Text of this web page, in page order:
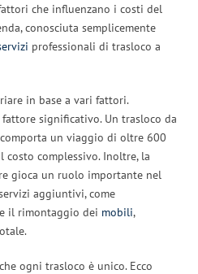
che influenzano i costi del
conosciuta semplicemente
professionali di trasloco a
in base a vari fattori.
significativo. Un trasloco da
comporta un viaggio di oltre 600
complessivo. Inoltre, la
gioca un ruolo importante nel
aggiuntivi, come
il rimontaggio dei mobili,
ogni trasloco è unico. Ecco